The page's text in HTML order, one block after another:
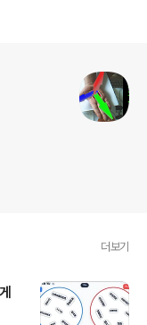
더보기